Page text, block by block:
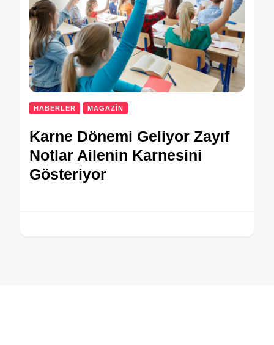
HABERLER MAGAZİN
Karne Dönemi Geliyor Zayıf
Notlar Ailenin Karnesini
Gösteriyor